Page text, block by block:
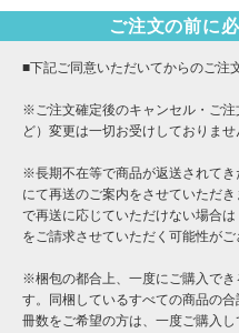
ご注文の前に
■下記ご同意いただいてからのご注
※ご注文確定後のキャンセル・ご
ど）変更は一切お受けしておりませ
※長期不在等で商品が返送されて
にて再送のご案内をさせていただ
で再送に応じていただけない場合
をご請求させていただく可能性がご
※梱包の都合上、一度にご購入でき
す。同梱しているすべての商品の
冊数をご希望の方は、一度ご購入